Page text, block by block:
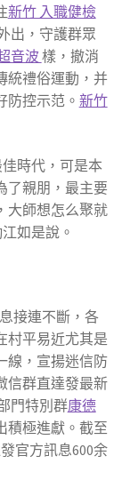
新竹 入職健檢
出，守護群眾
音波樣，撤消
統禮俗運動，并
防控示范。 新竹
時代，可是本
了親朋，最主要
大師想怎么聚就
如是說。
接連不斷，各
村平易近尤其是
線，宣揚迷信防
信群直達發最新
門特別群康德
積極進獻。截至
官方訊息600余